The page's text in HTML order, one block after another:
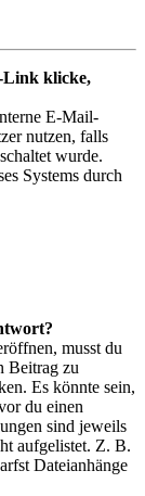
Link klicke,
E-Mail-
nutzen, falls
wurde.
Systems durch
musst du
Beitrag zu
Es könnte sein,
du einen
sind jeweils
aufgelistet. Z. B.
Dateianhänge